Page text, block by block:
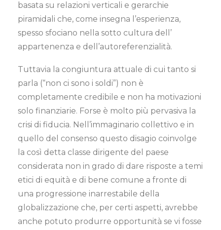
basata su relazioni verticali e gerarchie
piramidali che, come insegna l’esperienza,
spesso sfociano nella sotto cultura dell’
appartenenza e dell’autoreferenzialità.
Tuttavia la congiuntura attuale di cui tanto si
parla (“non ci sono i soldi”) non è
completamente credibile e non ha motivazioni
solo finanziarie. Forse è molto più pervasiva la
crisi di fiducia. Nell’immaginario collettivo e in
quello del consenso questo disagio coinvolge
la così detta classe dirigente del paese
considerata non in grado di dare risposte a temi
etici di equità e di bene comune a fronte di
una progressione inarrestabile della
globalizzazione che, per certi aspetti, avrebbe
anche potuto produrre opportunità se vi fosse